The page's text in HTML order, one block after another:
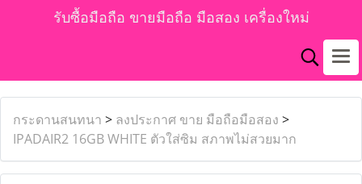
รับซื้อมือถือ ขายมือถือ มือสอง เครื่องใหม่
กระดานสนทนา > ลงประกาศ ขาย มือถือมือสอง >
IPADAIR2 16GB WHITE ตัวใส่ซิม สภาพไม่สวยมาก